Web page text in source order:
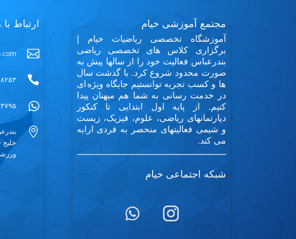
ارتباط با

 ۰۷۶-


خلیج
مجتمع آموزشی خیام
آموزشگاه تخصصی رياضيات خيام |
برگزاری کلاس های تخصصی ریاضی
بندرعباس فعاليت خود را از سالها پیش به
صورت محدود شروع کرد. با گذشت سال
ها و کسب تجربه توانستيم جايگاه ويژه ای
در خدمت رسانی به شما هم میهنان پيدا
کنيم. از پایه اول ابتدایی تا کنکور
دپارتمانهای ریاضی، علوم، فیزیک، زیست
و شیمی فعالیتهای منحصر به فردی ارایه
می کند.
شبکه اجتماعی خیام